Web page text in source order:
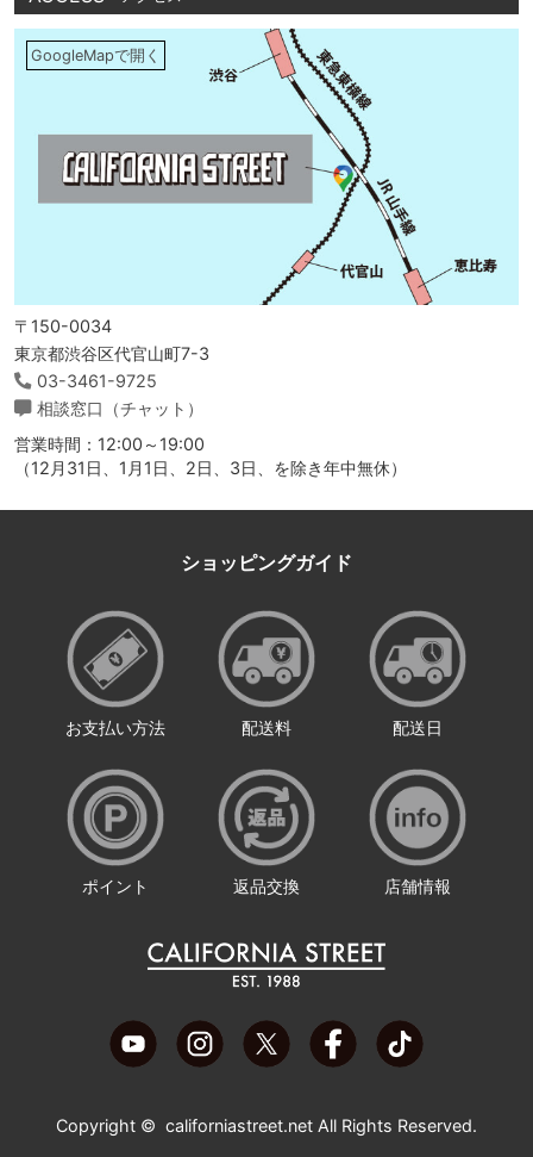
GoogleMapで開く
〒150-0034
東京都渋谷区代官山町7-3
03-3461-9725
相談窓口（チャット）
営業時間：12:00～19:00
（12月31日、1月1日、2日、3日、を除き年中無休）
ショッピングガイド
お支払い方法 配送料 配送日
ポイント 返品交換 店舗情報
Copyright © californiastreet.net All Rights Reserved.